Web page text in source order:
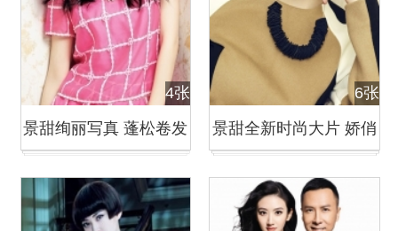
4张
景甜绚丽写真 蓬松卷发
6张
景甜全新时尚大片 娇俏